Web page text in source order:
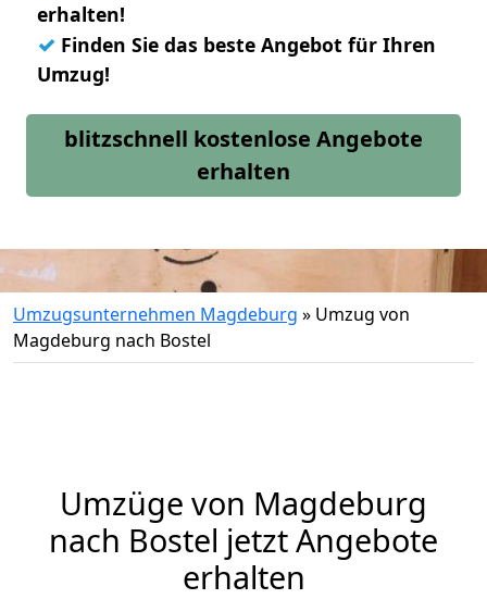
erhalten!
✓ Finden Sie das beste Angebot für Ihren
Umzug!
blitzschnell kostenlose Angebote
erhalten
Umzugsunternehmen Magdeburg » Umzug von
Magdeburg nach Bostel
Umzüge von Magdeburg
nach Bostel jetzt Angebote
erhalten